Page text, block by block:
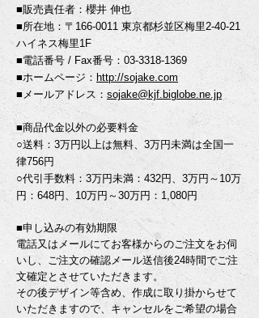
■販売責任者：櫻井 伸也
■所在地：〒166-0011 東京都杉並区梅里2-40-21
ハイネス梅里1F
■電話番号 / Fax番号：03-3318-1369
■ホームページ： http://sojake.com
■メールアドレス： sojake@kjf.biglobe.ne.jp
■商品代金以外の必要料金
○送料：3万円以上は無料、3万円未満は全国一
律756円
○代引手数料：3万円未満：432円、3万円～10万
円：648円、10万円～30万円：1,080円
■申し込みの有効期限
電話又はメールにてお客様からのご注文をお伺
いし、ご注文の確認メール送信後24時間でご注
文確定とさせていただきます。
その後デザイン等含め、作成に取り掛からせて
いただきますので、キャンセルをご希望の場合